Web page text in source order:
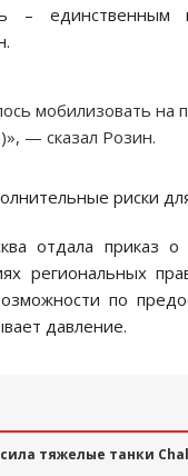
– единственным
мобилизовать на
— сказал Розин.
риски
отдала приказ
региональных
по
давление.
тяжелые танки